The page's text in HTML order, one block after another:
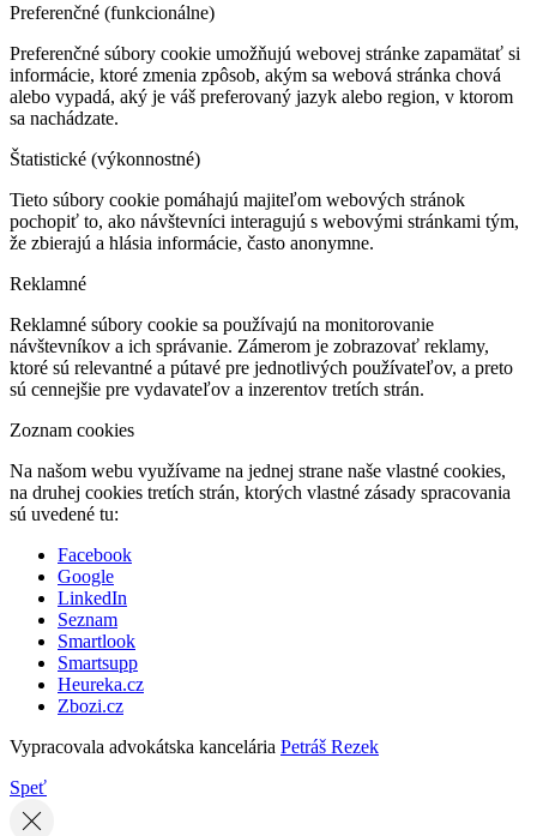
Preferenčné (funkcionálne)
Preferenčné súbory cookie umožňujú webovej stránke zapamätať si
informácie, ktoré zmenia zpôsob, akým sa webová stránka chová
alebo vypadá, aký je váš preferovaný jazyk alebo region, v ktorom
sa nachádzate.
Štatistické (výkonnostné)
Tieto súbory cookie pomáhajú majiteľom webových stránok
pochopiť to, ako návštevníci interagujú s webovými stránkami tým,
že zbierajú a hlásia informácie, často anonymne.
Reklamné
Reklamné súbory cookie sa používajú na monitorovanie
návštevníkov a ich správanie. Zámerom je zobrazovať reklamy,
ktoré sú relevantné a pútavé pre jednotlivých používateľov, a preto
sú cennejšie pre vydavateľov a inzerentov tretích strán.
Zoznam cookies
Na našom webu využívame na jednej strane naše vlastné cookies,
na druhej cookies tretích strán, ktorých vlastné zásady spracovania
sú uvedené tu:
Facebook
Google
LinkedIn
Seznam
Smartlook
Smartsupp
Heureka.cz
Zbozi.cz
Vypracovala advokátska kancelária Petráš Rezek
Speť